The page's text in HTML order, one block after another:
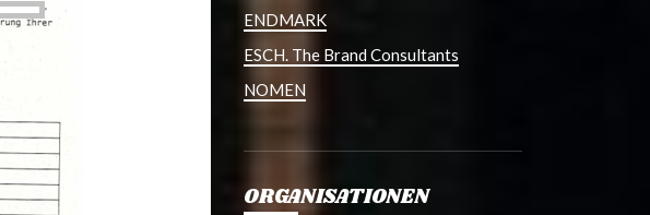
ENDMARK
ESCH. The Brand Consultants
NOMEN
ORGANISATIONEN